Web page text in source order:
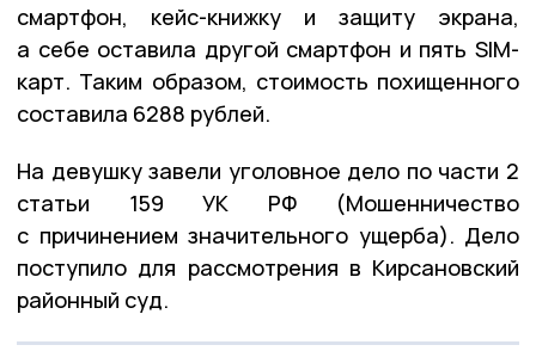
смартфон, кейс-книжку и защиту экрана,
а себе оставила другой смартфон и пять SIM-
карт. Таким образом, стоимость похищенного
составила 6288 рублей.
На девушку завели уголовное дело по части 2
статьи 159 УК РФ (Мошенничество
с причинением значительного ущерба). Дело
поступило для рассмотрения в Кирсановский
районный суд.